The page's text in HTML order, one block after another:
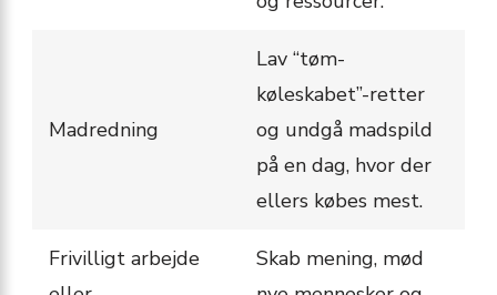
Madredning
Lav “tøm-
køleskabet”-retter
og undgå madspild
på en dag, hvor der
ellers købes mest.
Frivilligt arbejde
Skab mening, mød